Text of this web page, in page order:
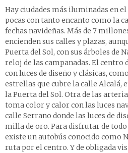
Hay ciudades más iluminadas en
pocas con tanto encanto como la
fechas navideñas. Más de 7
encienden sus calles y plazas,
Puerta del Sol, con sus árboles de
reloj de las campanadas. El centro
con luces de diseño y clásicas,
estrellas que cubre la calle Alcalá,
la Puerta del Sol. Otra de las
toma color y calor con las luces
calle Serrano donde las luces de
milla de oro. Para disfrutar de
existe un autobús conocido como
ruta por el centro. Y de obligada